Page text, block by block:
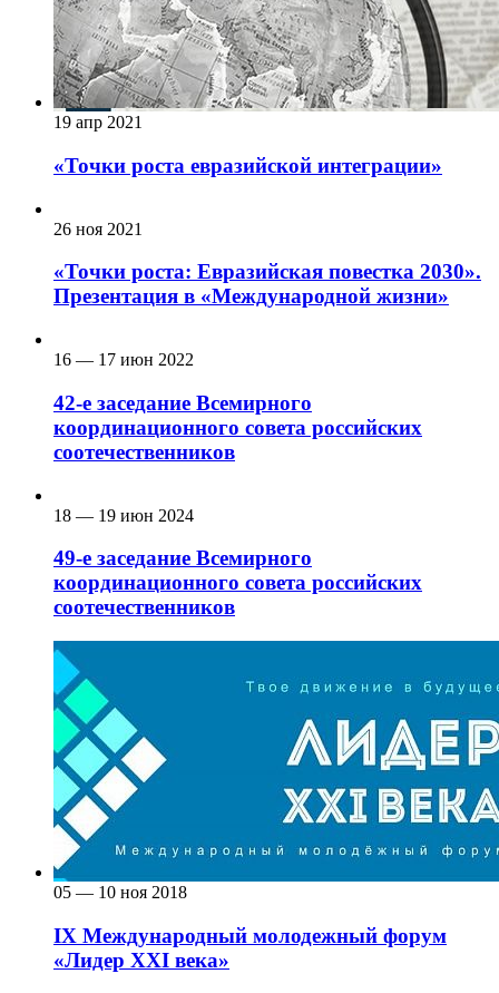
19 апр 2021
«Точки роста евразийской интеграции»
26 ноя 2021
«Точки роста: Евразийская повестка 2030».
Презентация в «Международной жизни»
16 — 17 июн 2022
42-е заседание Всемирного
координационного совета российских
соотечественников
18 — 19 июн 2024
49-е заседание Всемирного
координационного совета российских
соотечественников
05 — 10 ноя 2018
IX Международный молодежный форум
«Лидер ХХI века»